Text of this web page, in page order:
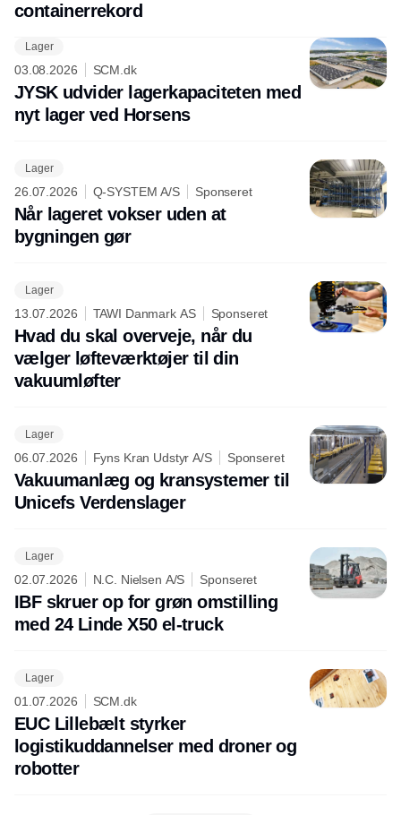
containerrekord
Lager
03.08.2026 SCM.dk
JYSK udvider lagerkapaciteten med
nyt lager ved Horsens
Lager
26.07.2026 Q-SYSTEM A/S Sponseret
Når lageret vokser uden at
bygningen gør
Lager
13.07.2026 TAWI Danmark AS Sponseret
Hvad du skal overveje, når du
vælger løfteværktøjer til din
vakuumløfter
Lager
06.07.2026 Fyns Kran Udstyr A/S Sponseret
Vakuumanlæg og kransystemer til
Unicefs Verdenslager
Lager
02.07.2026 N.C. Nielsen A/S Sponseret
IBF skruer op for grøn omstilling
med 24 Linde X50 el-truck
Lager
01.07.2026 SCM.dk
EUC Lillebælt styrker
logistikuddannelser med droner og
robotter